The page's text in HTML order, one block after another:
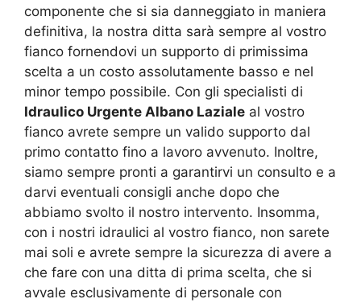
componente che si sia danneggiato in maniera
definitiva, la nostra ditta sarà sempre al vostro
fianco fornendovi un supporto di primissima
scelta a un costo assolutamente basso e nel
minor tempo possibile. Con gli specialisti di
Idraulico Urgente Albano Laziale al vostro
fianco avrete sempre un valido supporto dal
primo contatto fino a lavoro avvenuto. Inoltre,
siamo sempre pronti a garantirvi un consulto e a
darvi eventuali consigli anche dopo che
abbiamo svolto il nostro intervento. Insomma,
con i nostri idraulici al vostro fianco, non sarete
mai soli e avrete sempre la sicurezza di avere a
che fare con una ditta di prima scelta, che si
avvale esclusivamente di personale con